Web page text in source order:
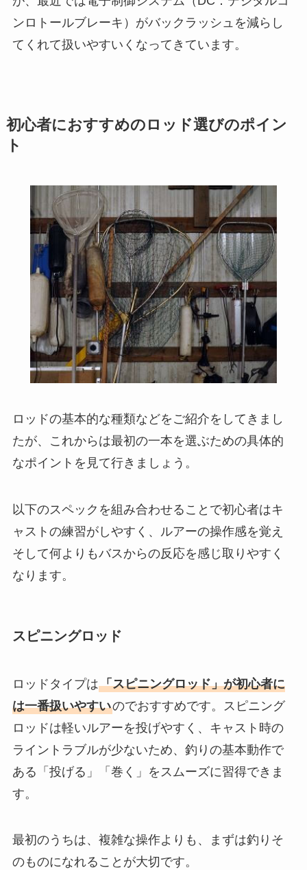
ンロトールブレーキ）がバックラッシュを減らし
てくれて扱いやすいくなってきています。
初心者におすすめのロッド選びのポイン
ト
ロッドの基本的な種類などをご紹介をしてきまし
たが、これからは最初の一本を選ぶための具体的
なポイントを見て行きましょう。
以下のスペックを組み合わせることで初心者はキ
ャストの練習がしやすく、ルアーの操作感を覚え
そして何よりもバスからの反応を感じ取りやすく
なります。
スピニングロッド
ロッドタイプは「スピニングロッド」が初心者に
は一番扱いやすいのでおすすめです。スピニング
ロッドは軽いルアーを投げやすく、キャスト時の
ライントラブルが少ないため、釣りの基本動作で
ある「投げる」「巻く」をスムーズに習得できま
す。
最初のうちは、複雑な操作よりも、まずは釣りそ
のものになれることが大切です。